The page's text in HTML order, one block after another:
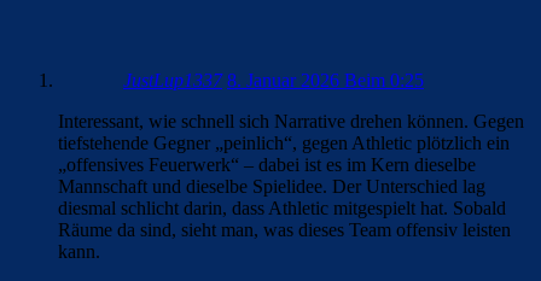
JustLup1337 8. Januar 2026 Beim 0:25
Interessant, wie schnell sich Narrative drehen können. Gegen
tiefstehende Gegner „peinlich“, gegen Athletic plötzlich ein
„offensives Feuerwerk“ – dabei ist es im Kern dieselbe
Mannschaft und dieselbe Spielidee. Der Unterschied lag
diesmal schlicht darin, dass Athletic mitgespielt hat. Sobald
Räume da sind, sieht man, was dieses Team offensiv leisten
kann.